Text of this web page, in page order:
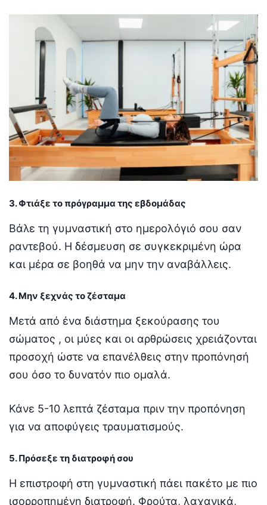
3. Φτιάξε το πρόγραμμα της εβδομάδας
Βάλε τη γυμναστική στο ημερολόγιό σου σαν
ραντεβού. Η δέσμευση σε συγκεκριμένη ώρα
και μέρα σε βοηθά να μην την αναβάλλεις.
4. Μην ξεχνάς το ζέσταμα
Μετά από ένα διάστημα ξεκούρασης του
σώματος , οι μύες και οι αρθρώσεις χρειάζονται
προσοχή ώστε να επανέλθεις στην προπόνησή
σου όσο το δυνατόν πιο ομαλά.
Κάνε 5-10 λεπτά ζέσταμα πριν την προπόνηση
για να αποφύγεις τραυματισμούς.
5. Πρόσεξε τη διατροφή σου
Η επιστροφή στη γυμναστική πάει πακέτο με πιο
ισορροπημένη διατροφή. Φρούτα, λαχανικά,